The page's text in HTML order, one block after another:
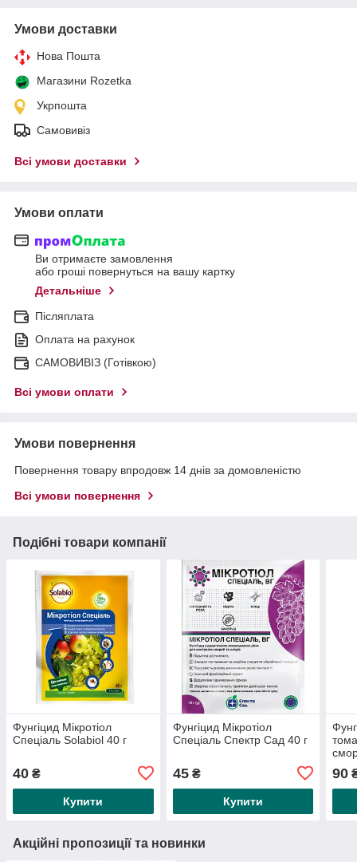
Умови доставки
Нова Пошта
Магазини Rozetka
Укрпошта
Самовивіз
Всі умови доставки
Умови оплати
Ви отримаєте замовлення
або гроші повернуться на вашу картку
Детальніше
Післяплата
Оплата на рахунок
САМОВИВІЗ (Готівкою)
Всі умови оплати
Умови повернення
Повернення товару впродовж 14 днів за домовленістю
Всі умови повернення
Подібні товари компанії
Фунгіцид Мікротіол
Спеціаль Solabiol 40 г
40 ₴
Купити
Фунгіцид Мікротіол
Спеціаль Спектр Сад 40 г
45₴
Купити
90
Акційні пропозиції та новинки